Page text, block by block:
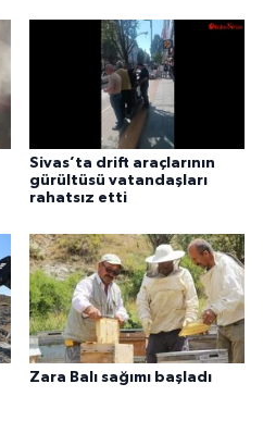
Sivas’ta drift araçlarının
gürültüsü vatandaşları
rahatsız etti
Zara Balı sağımı başladı